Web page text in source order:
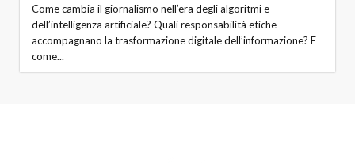
Come cambia il giornalismo nell’era degli algoritmi e
dell’intelligenza artificiale? Quali responsabilità etiche
accompagnano la trasformazione digitale dell’informazione? E
come...